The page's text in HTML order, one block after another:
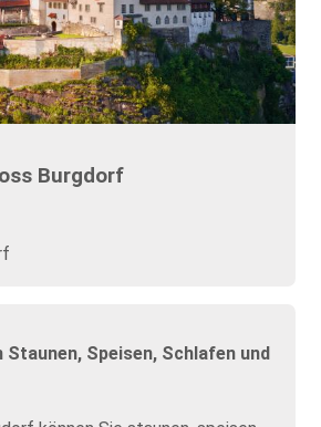
Burgdorf
Staunen, Speisen, Schlafen und